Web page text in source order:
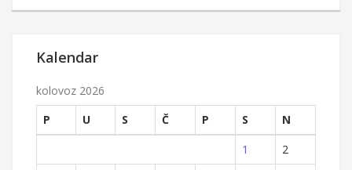
Kalendar
kolovoz 2026
P
U S Č P S
N
1
2